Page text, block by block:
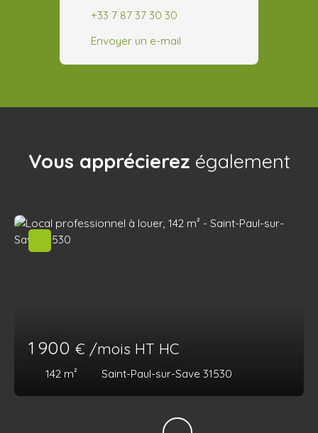
+33 7 87 37 30 30
Envoyer un e-mail
Vous apprécierez également
1 900 € /mois HT HC
142 m² Saint-Paul-sur-Save 31530